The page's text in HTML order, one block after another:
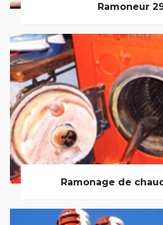
Ramoneur
Ramonage de